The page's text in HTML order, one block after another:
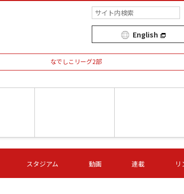
English
なでしこリーグ2部
第16節 09/06 (日) 15:00
-
第16節 09/06 (日) 15:00
-
スタジアム 動画 連載 リ